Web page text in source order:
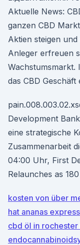
Aktuelle News:
ganzen CBD
Aktien steigen
Anleger erfreuen
Wachstumsmarkt.
das CBD Geschäft
Development
eine strategische
Zusammenarbeit
04:00 Uhr, First
Relaunches as
kosten von über
hat ananas
cbd öl in rochester